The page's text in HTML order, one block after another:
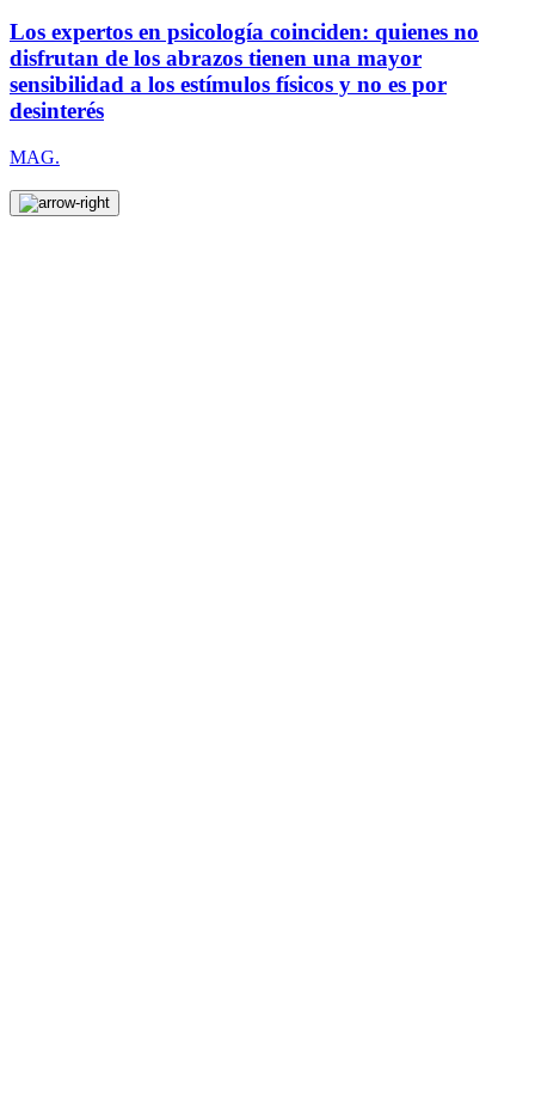
Los expertos en psicología coinciden: quienes no
disfrutan de los abrazos tienen una mayor
sensibilidad a los estímulos físicos y no es por
desinterés
MAG.